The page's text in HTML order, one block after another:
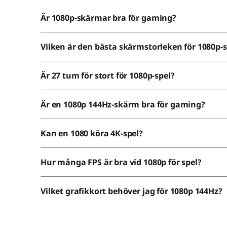
Är 1080p-skärmar bra för gaming?
Vilken är den bästa skärmstorleken för 1080p-
Är 27 tum för stort för 1080p-spel?
Är en 1080p 144Hz-skärm bra för gaming?
Kan en 1080 köra 4K-spel?
Hur många FPS är bra vid 1080p för spel?
Vilket grafikkort behöver jag för 1080p 144Hz?